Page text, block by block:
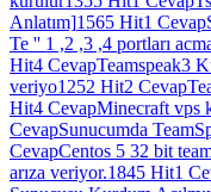
Anlatım]1565 Hit1 Cevap
Te '' 1 ,2 ,3 ,4 portları
Hit4 CevapTeamspeak3
veriyo1252 Hit2 Cevap
Hit4 CevapMinecraft vps
CevapSunucumda
CevapCentos 5 32 bit
arıza veriyor.1845 Hit1